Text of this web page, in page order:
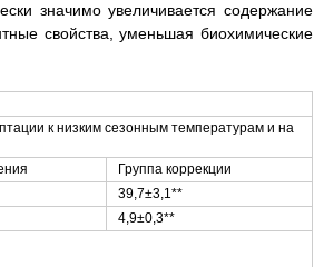
значимо увеличивается содержание
свойства, уменьшая биохимические
к низким сезонным температурам и на
Группа коррекции
39,7±3,1**
4,9±0,3**